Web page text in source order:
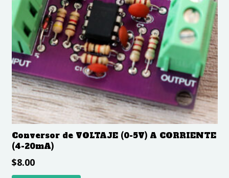
Conversor de VOLTAJE (0-5V) A CORRIENTE
(4-20mA)
$8.00